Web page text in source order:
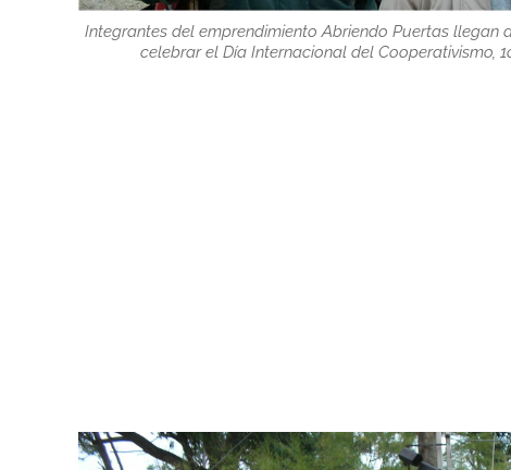
Integrantes del emprendimiento Abriendo Puertas llegan
celebrar el Día Internacional del Cooperativismo,